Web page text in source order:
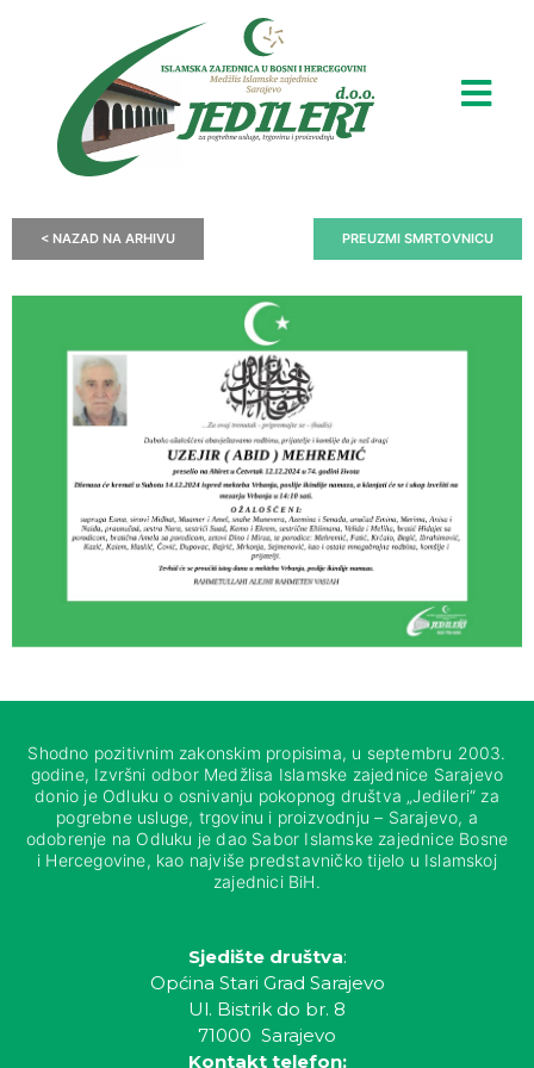
< NAZAD NA ARHIVU PREUZMI SMRTOVNICU
Shodno pozitivnim zakonskim propisima, u septembru 2003.
godine, Izvršni odbor Medžlisa Islamske zajednice Sarajevo
donio je Odluku o osnivanju pokopnog društva „Jedileri“ za
pogrebne usluge, trgovinu i proizvodnju – Sarajevo, a
odobrenje na Odluku je dao Sabor Islamske zajednice Bosne
i Hercegovine, kao najviše predstavničko tijelo u Islamskoj
zajednici BiH.
Sjedište društva:
Općina Stari Grad Sarajevo
Ul. Bistrik do br. 8
71000 Sarajevo
Kontakt telefon: